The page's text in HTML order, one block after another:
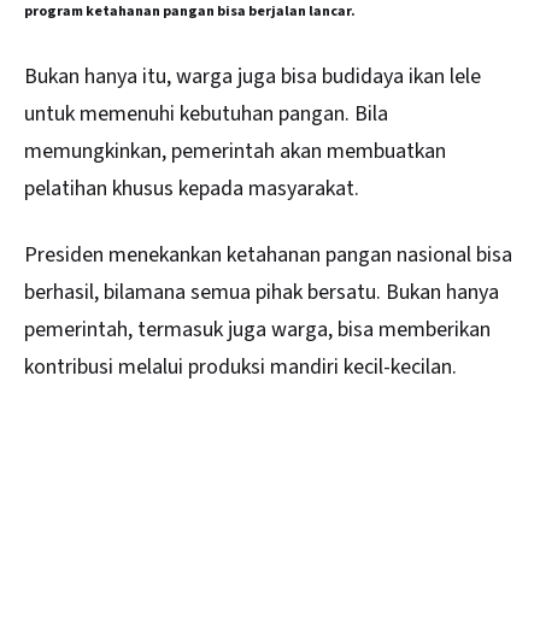
program ketahanan pangan bisa berjalan lancar.
Bukan hanya itu, warga juga bisa budidaya ikan lele
untuk memenuhi kebutuhan pangan. Bila
memungkinkan, pemerintah akan membuatkan
pelatihan khusus kepada masyarakat.
Presiden menekankan ketahanan pangan nasional bisa
berhasil, bilamana semua pihak bersatu. Bukan hanya
pemerintah, termasuk juga warga, bisa memberikan
kontribusi melalui produksi mandiri kecil-kecilan.